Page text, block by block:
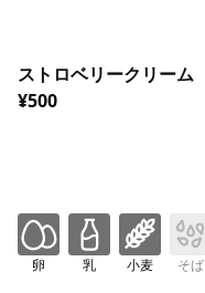
ストロベリークリーム
¥500
卵 乳 小麦 そば